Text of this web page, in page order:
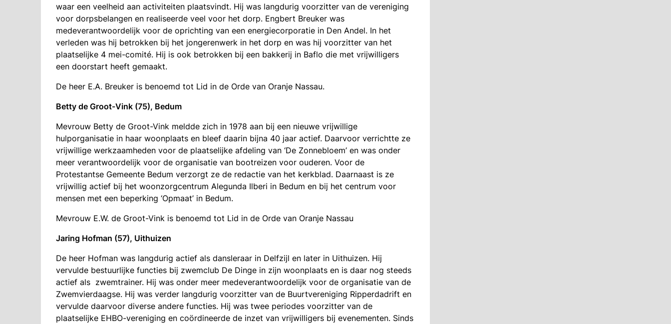
waar een veelheid aan activiteiten plaatsvindt. Hij was langdurig voorzitter van de vereniging
voor dorpsbelangen en realiseerde veel voor het dorp. Engbert Breuker was
medeverantwoordelijk voor de oprichting van een energiecorporatie in Den Andel. In het
verleden was hij betrokken bij het jongerenwerk in het dorp en was hij voorzitter van het
plaatselijke 4 mei-comité. Hij is ook betrokken bij een bakkerij in Baflo die met vrijwilligers
een doorstart heeft gemaakt.
De heer E.A. Breuker is benoemd tot Lid in de Orde van Oranje Nassau.
Betty de Groot-Vink (75), Bedum
Mevrouw Betty de Groot-Vink meldde zich in 1978 aan bij een nieuwe vrijwillige
hulporganisatie in haar woonplaats en bleef daarin bijna 40 jaar actief. Daarvoor verrichtte ze
vrijwillige werkzaamheden voor de plaatselijke afdeling van ‘De Zonnebloem’ en was onder
meer verantwoordelijk voor de organisatie van bootreizen voor ouderen. Voor de
Protestantse Gemeente Bedum verzorgt ze de redactie van het kerkblad. Daarnaast is ze
vrijwillig actief bij het woonzorgcentrum Alegunda Ilberi in Bedum en bij het centrum voor
mensen met een beperking ‘Opmaat’ in Bedum.
Mevrouw E.W. de Groot-Vink is benoemd tot Lid in de Orde van Oranje Nassau
Jaring Hofman (57), Uithuizen
De heer Hofman was langdurig actief als dansleraar in Delfzijl en later in Uithuizen. Hij
vervulde bestuurlijke functies bij zwemclub De Dinge in zijn woonplaats en is daar nog steeds
actief als zwemtrainer. Hij was onder meer medeverantwoordelijk voor de organisatie van de
Zwemvierdaagse. Hij was verder langdurig voorzitter van de Buurtvereniging Ripperdadrift en
vervulde daarvoor diverse andere functies. Hij was twee periodes voorzitter van de
plaatselijke EHBO-vereniging en coördineerde de inzet van vrijwilligers bij evenementen. Sinds